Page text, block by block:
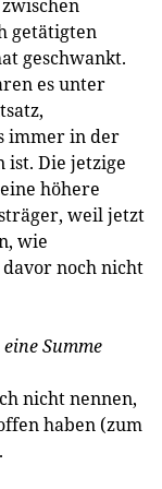
getätigten
geschwankt.
es unter
immer in der
Die jetzige
höhere
weil jetzt
wie
noch nicht
Summe
nicht nennen,
haben (zum